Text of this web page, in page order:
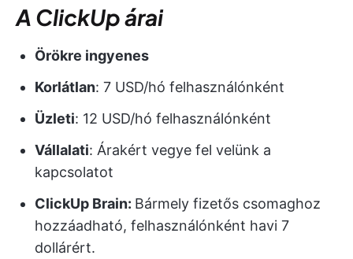
A ClickUp árai
Örökre ingyenes
Korlátlan: 7 USD/hó felhasználónként
Üzleti: 12 USD/hó felhasználónként
Vállalati: Árakért vegye fel velünk a
kapcsolatot
ClickUp Brain: Bármely fizetős csomaghoz
hozzáadható, felhasználónként havi 7
dollárért.